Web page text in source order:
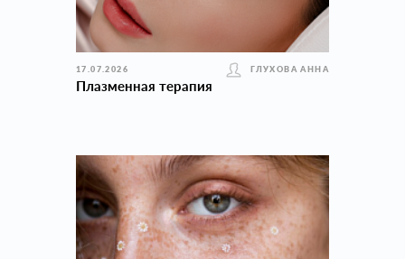
17.07.2026 ГЛУХОВА АННА
Плазменная терапия